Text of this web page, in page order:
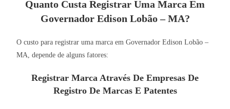
Quanto Custa Registrar Uma Marca Em
Governador Edison Lobão – MA?
O custo para registrar uma marca em Governador Edison Lobão –
MA, depende de alguns fatores:
Registrar Marca Através De Empresas De
Registro De Marcas E Patentes